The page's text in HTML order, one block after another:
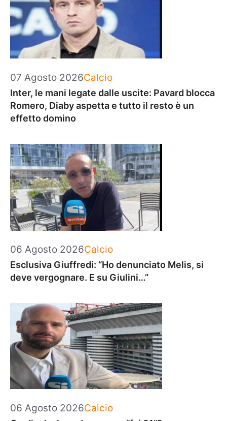
07 Agosto 2026Categorie
Calcio
Inter, le mani legate dalle uscite: Pavard blocca
Romero, Diaby aspetta e tutto il resto è un
effetto domino
06 Agosto 2026Categorie
Calcio
Esclusiva Giuffredi: “Ho denunciato Melis, si
deve vergognare. E su Giulini…”
06 Agosto 2026Categorie
Calcio